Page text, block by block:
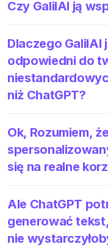
Czy GalilAI ją
Dlaczego GalilAI
odpowiedni do
niż ChatGPT?
Ok, Rozumiem,
się na realne
Ale ChatGPT
generować
nie